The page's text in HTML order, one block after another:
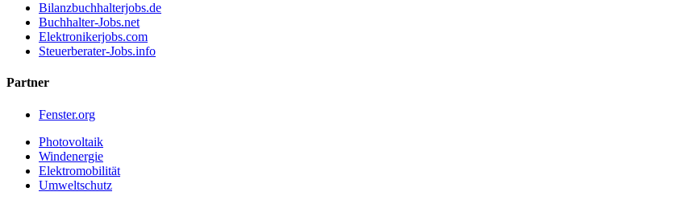
Bilanzbuchhalterjobs.de
Buchhalter-Jobs.net
Elektronikerjobs.com
Steuerberater-Jobs.info
Partner
Fenster.org
Photovoltaik
Windenergie
Elektromobilität
Umweltschutz